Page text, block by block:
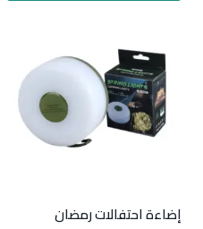
إضاءة احتفالات رمضان